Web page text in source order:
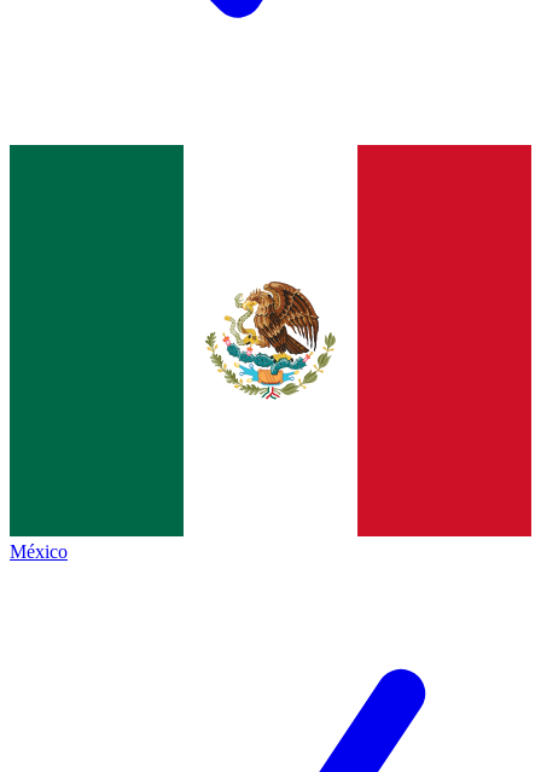
México